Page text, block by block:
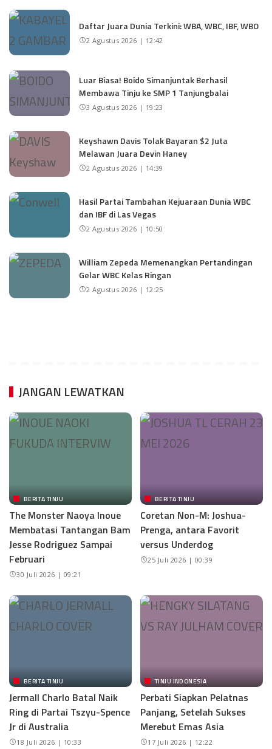
Daftar Juara Dunia Terkini: WBA, WBC, IBF, WBO
2 Agustus 2026 | 12:42
Luar Biasa! Boido Simanjuntak Berhasil
Membawa Tinju ke SMP 1 Tanjungbalai
3 Agustus 2026 | 19:23
Keyshawn Davis Tolak Bayaran $2 Juta
Melawan Juara Devin Haney
2 Agustus 2026 | 14:39
Hasil Partai Tambahan Kejuaraan Dunia WBC
dan IBF di Las Vegas
2 Agustus 2026 | 10:50
William Zepeda Memenangkan Pertandingan
Gelar WBC Kelas Ringan
2 Agustus 2026 | 12:25
JANGAN LEWATKAN
BERITA TINJU
The Monster Naoya Inoue
Membatasi Tantangan Bam
Jesse Rodriguez Sampai
Februari
30 Juli 2026 | 09:21
BERITA TINJU
Coretan Non-M: Joshua-
Prenga, antara Favorit
versus Underdog
25 Juli 2026 | 00:39
BERITA TINJU
Jermall Charlo Batal Naik
Ring di Partai Tszyu-Spence
Jr di Australia
18 Juli 2026 | 10:33
TINJU INDONESIA
Perbati Siapkan Pelatnas
Panjang, Setelah Sukses
Merebut Emas Asia
17 Juli 2026 | 12:22